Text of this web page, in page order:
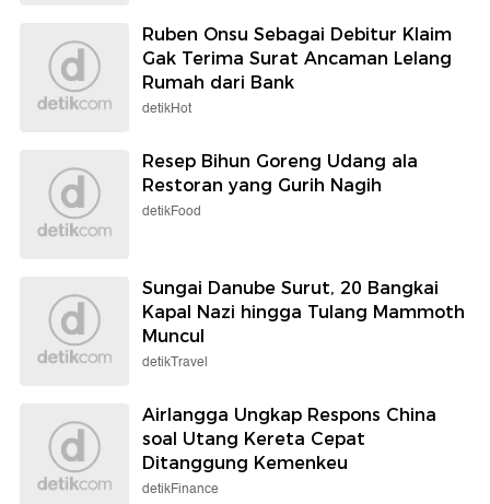
Ruben Onsu Sebagai Debitur Klaim
Gak Terima Surat Ancaman Lelang
Rumah dari Bank
detikHot
Resep Bihun Goreng Udang ala
Restoran yang Gurih Nagih
detikFood
Sungai Danube Surut, 20 Bangkai
Kapal Nazi hingga Tulang Mammoth
Muncul
detikTravel
Airlangga Ungkap Respons China
soal Utang Kereta Cepat
Ditanggung Kemenkeu
detikFinance